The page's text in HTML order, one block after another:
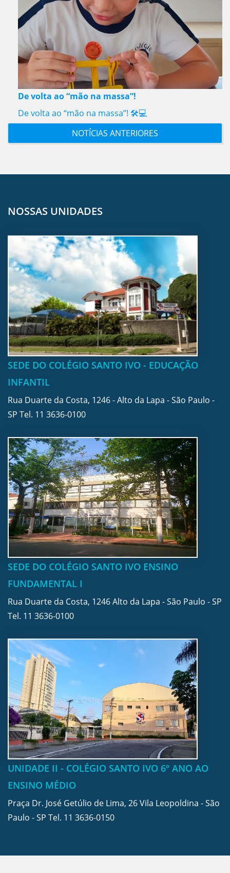
De volta ao “mão na massa”!
De volta ao “mão na massa”! 🛠️💻
NOTÍCIAS ANTERIORES
NOSSAS UNIDADES
SEDE DO COLÉGIO SANTO IVO - EDUCAÇÃO
INFANTIL
Rua Duarte da Costa, 1246 - Alto da Lapa - São Paulo -
SP Tel. 11 3636-0100
SEDE DO COLÉGIO SANTO IVO ENSINO
FUNDAMENTAL I
Rua Duarte da Costa, 1246 Alto da Lapa - São Paulo - SP
Tel. 11 3636-0100
UNIDADE II - COLÉGIO SANTO IVO 6º ANO AO
ENSINO MÉDIO
Praça Dr. José Getúlio de Lima, 26 Vila Leopoldina - São
Paulo - SP Tel. 11 3636-0150